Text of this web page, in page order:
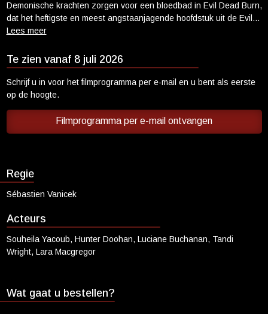
ABONNEMENT
Alle informatie
Inlog voor abonnees
CADEAUTIPS
Cadeaukaart kopen
ONZE BIOSCOOP
Ons serviceconcept
Eten en drinken
Vacatures
Contact
Demonische krachten zorgen voor een bloedbad in Evil Dead Burn,
dat het heftigste en meest angstaanjagende hoofdstuk uit de Evil
Dead-reeks tot nu toe belooft te worden. Na het verlies van haar
huis. Als ze een voor een worden getransformeerd in Deadites,
verandert de familiereünie in een ware hel en komt ze tot de
ontdekking dat de geloften die ze tijdens haar leven heeft afgelegd
ook na de dood van kracht blijven.
Te zien vanaf 8 juli 2026
Schrijf u in voor het filmprogramma per e-mail en u bent als eerste
op de hoogte.
Filmprogramma per e-mail ontvangen
Regie
Sébastien Vanicek
Acteurs
Souheila Yacoub, Hunter Doohan, Luciane Buchanan, Tandi
Wright, Lara Macgregor
Wat gaat u bestellen?